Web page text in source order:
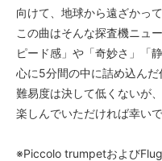
向けて、地球から遠ざかって
この曲はそんな探査機ニュ
ピード感」や「奇妙さ」「
心に5分間の中に詰め込んだ
難易度は決して低くないが
楽しんでいただければ幸い
※Piccolo trumpetおよび